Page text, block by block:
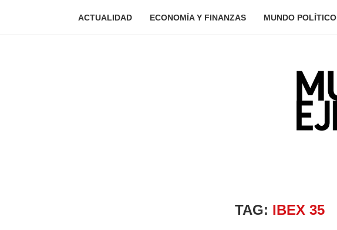
ACTUALIDAD ECONOMÍA Y FINANZAS MUNDO POLÍTICO
TAG: IBEX 35